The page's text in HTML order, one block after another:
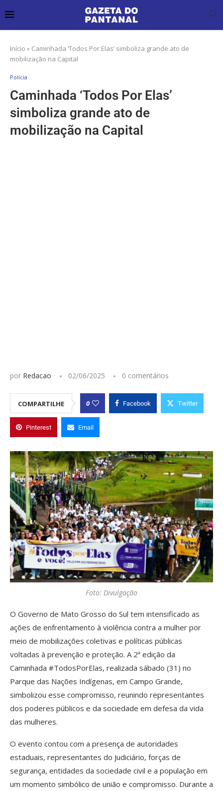
Início » Caminhada ‘Todos Por Elas’ simboliza grande ato de
mobilização na Capital
Polícia
Caminhada ‘Todos Por Elas’
simboliza grande ato de
mobilização na Capital
por Redacao 02/06/2025 0 comentários
COMPARTILHE 0 Facebook Twitter
Pinterest Email
Foto: Divulgação
O Governo de Mato Grosso do Sul tem intensificado as
ações de enfrentamento à violência contra a mulher por
meio de mobilizações coletivas e políticas públicas
voltadas à prevenção e proteção. A 2ª edição da
Caminhada #TodosPorElas, realizada sábado (31) no
Parque das Nações Indígenas, em Campo Grande,
simbolizou esse compromisso, reunindo representantes
dos poderes públicos e da sociedade em defesa da vida
das mulheres.
O evento contou com a presença de autoridades
estaduais, representantes do Judiciário, forças de
segurança, entidades da sociedade civil e a população em
um momento simbólico de união e compromisso. Durante a